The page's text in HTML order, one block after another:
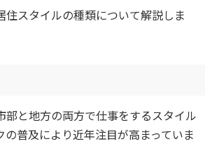
住スタイルの種類について解説しま
部と地方の両方で仕事をするスタイル
の普及により近年注目が高まっていま